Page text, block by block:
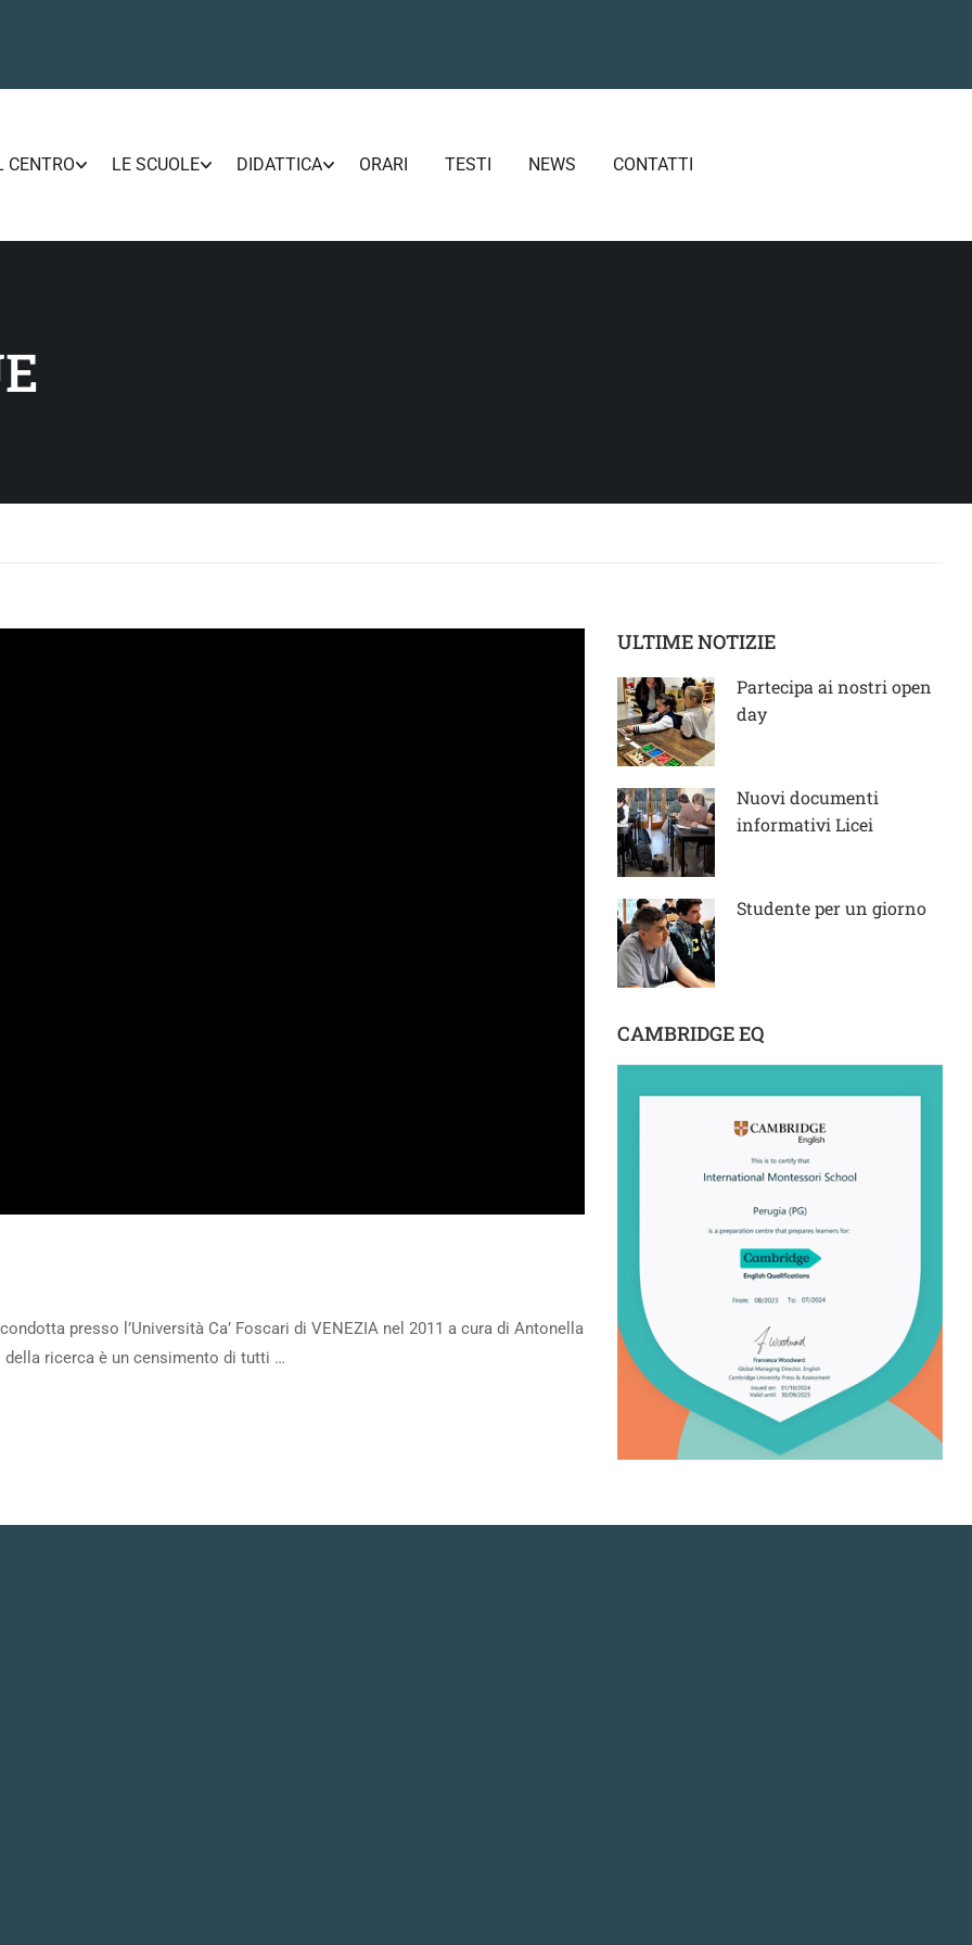
CENTRO LE SCUOLE DIDATTICA ORARI TESTI NEWS CONTATTI
presso l’Università Ca’ Foscari di VENEZIA nel 2011 a cura di Antonella
della ricerca è un censimento di tutti …
ULTIME NOTIZIE
Partecipa ai nostri open
day
Nuovi documenti
informativi Licei
Studente per un giorno
CAMBRIDGE EQ